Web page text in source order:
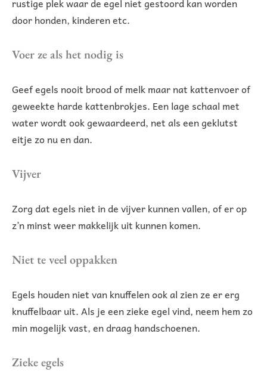
rustige plek waar de egel niet gestoord kan worden
door honden, kinderen etc.
Voer ze als het nodig is
Geef egels nooit brood of melk maar nat kattenvoer of
geweekte harde kattenbrokjes. Een lage schaal met
water wordt ook gewaardeerd, net als een geklutst
eitje zo nu en dan.
Vijver
Zorg dat egels niet in de vijver kunnen vallen, of er op
z’n minst weer makkelijk uit kunnen komen.
Niet te veel oppakken
Egels houden niet van knuffelen ook al zien ze er erg
knuffelbaar uit. Als je een zieke egel vind, neem hem zo
min mogelijk vast, en draag handschoenen.
Zieke egels